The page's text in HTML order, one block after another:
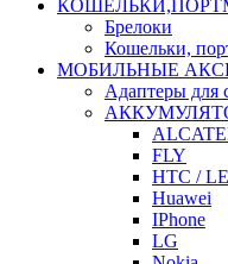
Брелоки
Кошельки,
МОБИЛЬНЫЕ
Адаптеры для
FLY
HTC /
Huawei
IPhone
LG